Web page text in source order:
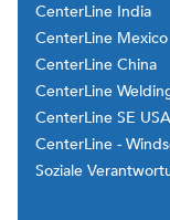
CenterLine India
CenterLine Mexico
CenterLine China
CenterLine
CenterLine SE USA
CenterLine -
Soziale